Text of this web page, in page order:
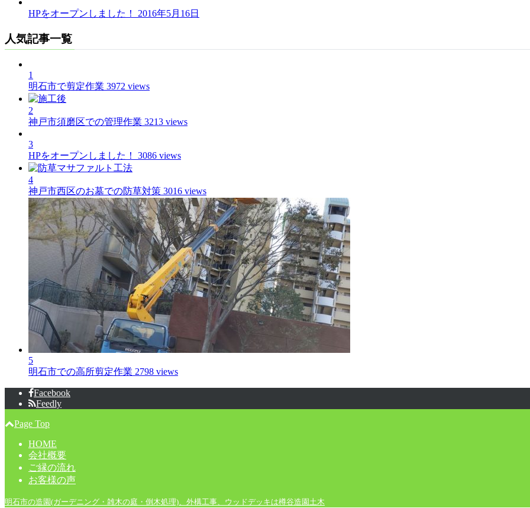
HPをオープンしました！ 2016年5月16日
人気記事一覧
1
明石市で剪定作業 3972 views
2
神戸市須磨区での管理作業 3213 views
3
HPをオープンしました！ 3086 views
4
神戸市西区のお墓での防草対策 3016 views
5
明石市での高所剪定作業 2798 views
Facebook
Feedly
Page Top
HOME
会社概要
ご縁の流れ
お客様の声
明石市の造園(ガーデニング・雑木の庭・倒木処理)、外構工事、ウッドデッキは樽谷造園土木